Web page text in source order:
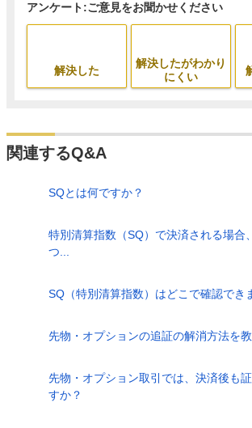
アンケート:ご意見をお聞かせください
解決した
解決したがわかり
にくい
関連するQ&A
SQとは何ですか？
特別清算指数（SQ）で決済される場合
つ...
SQ（特別清算指数）はどこで確認でき
先物・オプションの追証の解消方法を教
先物・オプション取引では、決済後も
すか？